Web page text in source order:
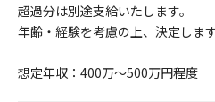
超過分は別途支給いたします。
年齢・経験を考慮の上、決定します
想定年収：400万〜500万円程度